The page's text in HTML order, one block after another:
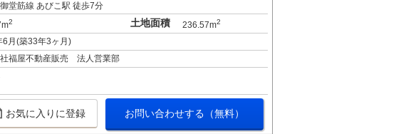
堂筋線 あびこ駅 徒歩7分
2 土地面積 236.57m2
6月(築33年3ヶ月)
福屋不動産販売 法人営業部
お気に入りに登録 お問い合わせする（無料）